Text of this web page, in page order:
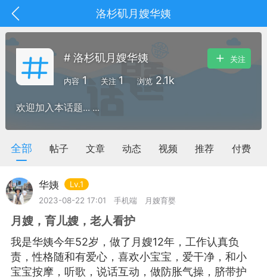
洛杉矶月嫂华姨
每日任务
华人资讯
阅读洛杉矶新闻
# 洛杉矶月嫂华姨
内容 1 关注 1 浏览 2.1k
关注
欢迎加入本话题... ...
全部 帖子 文章 动态 视频 推荐 付费
华姨
Lv.1
2023-08-22 17:01
手机端 月嫂育婴
月嫂，育儿嫂，老人看护
我是华姨今年52岁，做了月嫂12年，工作认真负
责，性格随和有爱心，喜欢小宝宝，爱干净，和小
宝宝按摩，听歌，说话互动，做防胀气操，脐带护